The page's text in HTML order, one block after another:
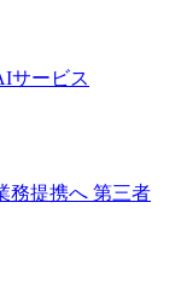
サービス
務提携へ 第三者